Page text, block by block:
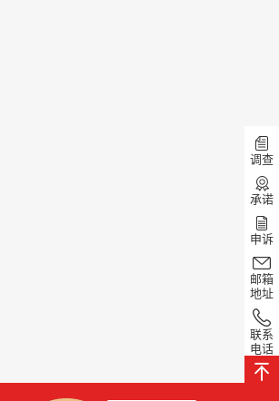
调查
承诺
申诉
邮箱
地址
联系
电话